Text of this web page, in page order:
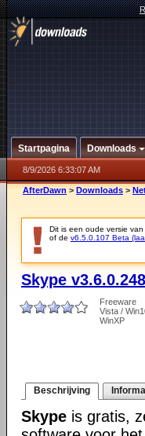
Startpagina Downloads
8/9/2026 6:33:07 AM
AfterDawn > Downloads >
Dit is een oude versie
of de v6.5.0.107 Beta
Skype v3.6.0.248
Freeware
Vista /
WinXP
Beschrijving
Skype is gratis,